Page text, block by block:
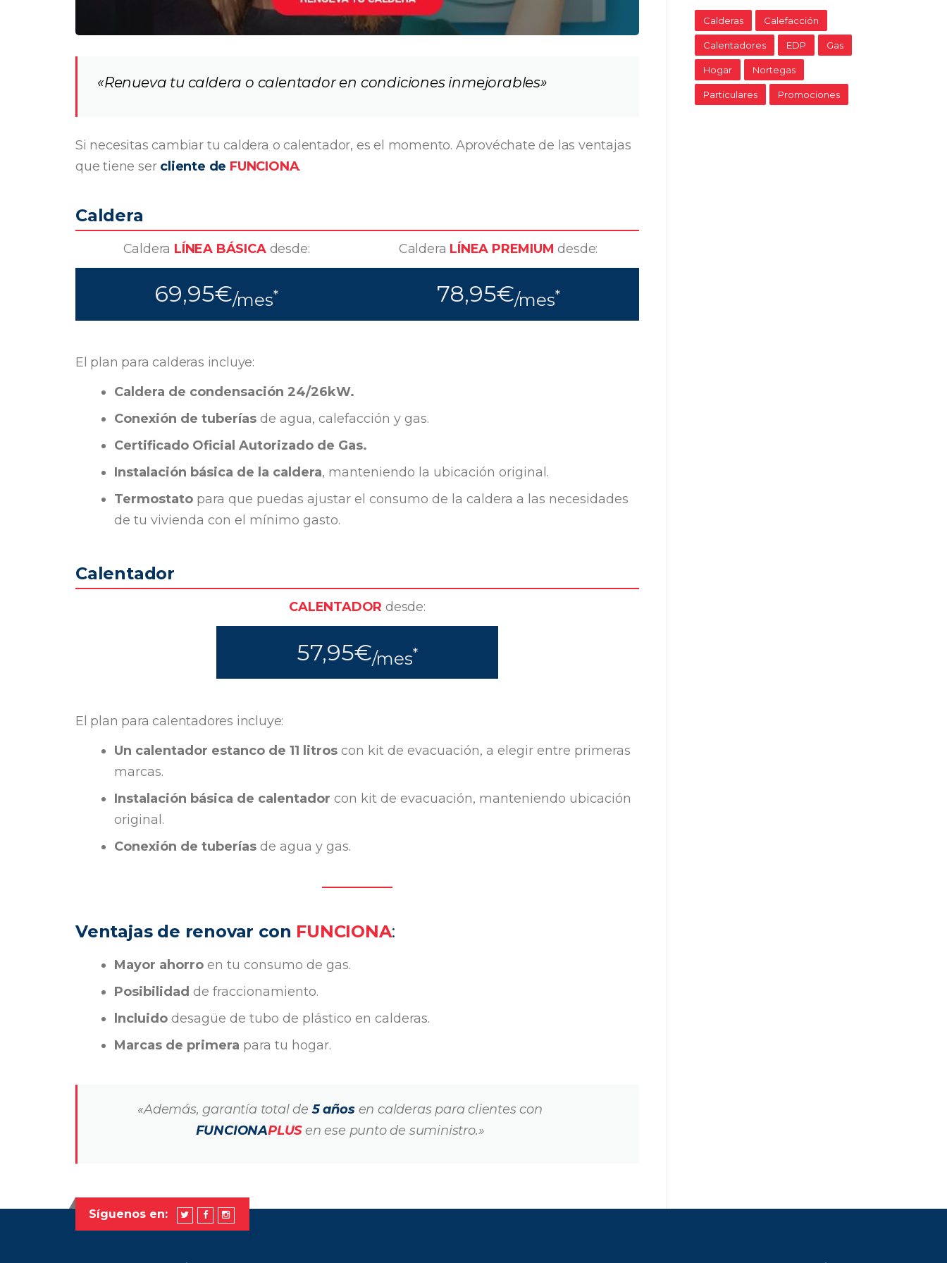
«Renueva tu caldera o calentador en condiciones inmejorables»
Si necesitas cambiar tu caldera o calentador, es el momento. Aprovéchate de las ventajas
que tiene ser cliente de FUNCIONA.
Caldera
Caldera LÍNEA BÁSICAdesde:
69,95€/mes*
Caldera LÍNEA PREMIUM desde:
78,95€/mes*
El plan para calderas incluye:
Caldera de condensación 24/26kW.
Conexión de tuberías de agua, calefacción y gas.
Certificado Oficial Autorizado de Gas.
Instalación básica de la caldera, manteniendo la ubicación original.
Termostato para que puedas ajustar el consumo de la caldera a las necesidades
de tu vivienda con el mínimo gasto.
Calentador
CALENTADOR desde:
57,95€/mes*
El plan para calentadores incluye:
Un calentador estanco de 11 litros con kit de evacuación, a elegir entre primeras
marcas.
Instalación básica de calentador con kit de evacuación, manteniendo ubicación
original.
Conexión de tuberías de agua y gas.
Ventajas de renovar con FUNCIONA:
Mayor ahorro en tu consumo de gas.
Posibilidad de fraccionamiento.
lncluido desagüe de tubo de plástico en calderas.
Marcas de primera para tu hogar.
«Además, garantía total de5 añosen calderas para clientes con
FUNCIONAPLUSen ese punto de suministro.»
Calderas Calefacción
Calentadores EDP Gas
Hogar Nortegas
Particulares Promociones
Síguenos en: